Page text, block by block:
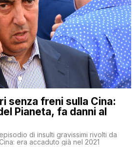
senza freni sulla Cina:
Pianeta, fa danni al
di insulti gravissimi rivolti da
era accaduto già nel 2021